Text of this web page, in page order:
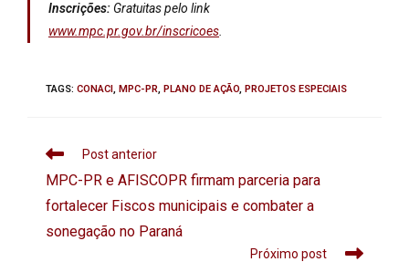
Inscrições: Gratuitas pelo link
www.mpc.pr.gov.br/inscricoes
TAGS: CONACI, MPC-PR, PLANO DE AÇÃO, PROJETOS ESPECIAIS
Post anterior
MPC-PR e AFISCOPR firmam parceria para
fortalecer Fiscos municipais e combater a
sonegação no Paraná
Próximo post